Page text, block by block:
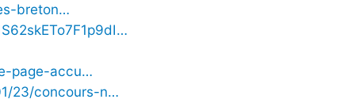
breton…
page-accu…
23/concours-n…